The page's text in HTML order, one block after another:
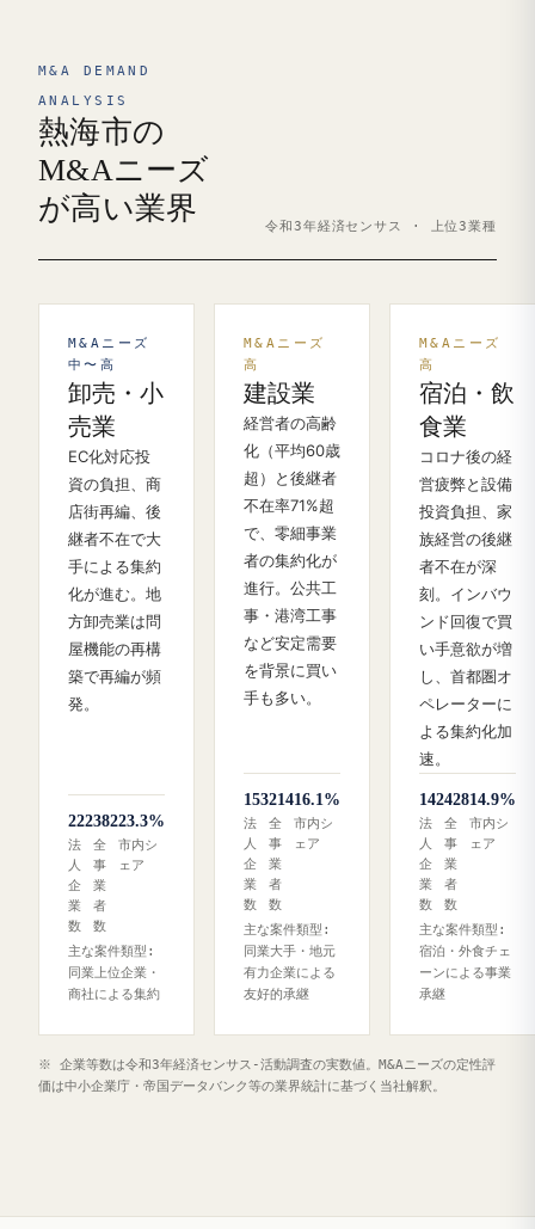
M&A DEMAND
ANALYSIS
熱海市の
M&Aニーズ
が高い業界
令和3年経済センサス · 上位3業種
M&Aニーズ
中〜高
卸売・小
売業
EC化対応投
資の負担、商
店街再編、後
継者不在で大
手による集約
化が進む。地
方卸売業は問
屋機能の再構
築で再編が頻
発。
222
法
人
企
業
数
382
全
事
業
者
数
23.3%
市内シ
ェア
主な案件類型:
同業上位企業・
商社による集約
M&Aニーズ
高
建設業
経営者の高齢
化（平均60歳
超）と後継者
不在率71%超
で、零細事業
者の集約化が
進行。公共工
事・港湾工事
など安定需要
を背景に買い
手も多い。
153
法
人
企
業
数
214
全
事
業
者
数
16.1%
市内シ
ェア
主な案件類型:
同業大手・地元
有力企業による
友好的承継
M&Aニーズ
高
宿泊・飲
食業
コロナ後の経
営疲弊と設備
投資負担、家
族経営の後継
者不在が深
刻。インバウ
ンド回復で買
い手意欲が増
し、首都圏オ
ペレーターに
よる集約化加
速。
142
法
人
企
業
数
428
全
事
業
者
数
14.9%
市内シ
ェア
主な案件類型:
宿泊・外食チェ
ーンによる事業
承継
※ 企業等数は令和3年経済センサス‐活動調査の実数値。M&Aニーズの定性評
価は中小企業庁・帝国データバンク等の業界統計に基づく当社解釈。